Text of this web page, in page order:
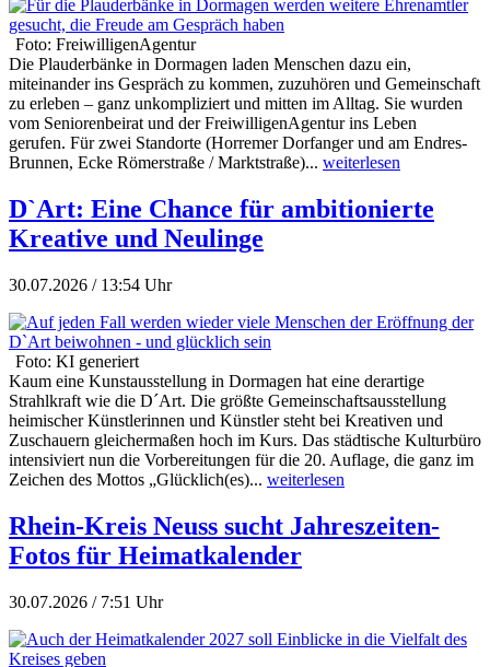
Foto: FreiwilligenAgentur
Die Plauderbänke in Dormagen laden Menschen dazu ein,
miteinander ins Gespräch zu kommen, zuzuhören und Gemeinschaft
zu erleben – ganz unkompliziert und mitten im Alltag. Sie wurden
vom Seniorenbeirat und der FreiwilligenAgentur ins Leben
gerufen. Für zwei Standorte (Horremer Dorfanger und am Endres-
Brunnen, Ecke Römerstraße / Marktstraße)... weiterlesen
D`Art: Eine Chance für ambitionierte
Kreative und Neulinge
30.07.2026 / 13:54 Uhr
Foto: KI generiert
Kaum eine Kunstausstellung in Dormagen hat eine derartige
Strahlkraft wie die D´Art. Die größte Gemeinschaftsausstellung
heimischer Künstlerinnen und Künstler steht bei Kreativen und
Zuschauern gleichermaßen hoch im Kurs. Das städtische Kulturbüro
intensiviert nun die Vorbereitungen für die 20. Auflage, die ganz im
Zeichen des Mottos „Glücklich(es)... weiterlesen
Rhein-Kreis Neuss sucht Jahreszeiten-
Fotos für Heimatkalender
30.07.2026 / 7:51 Uhr